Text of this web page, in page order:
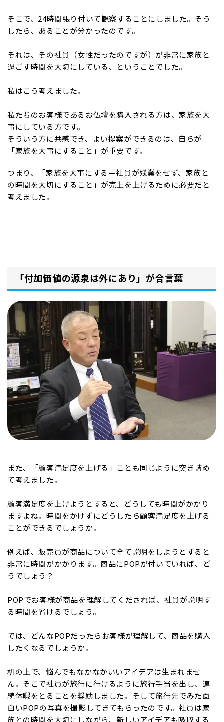
そこで、24時間張り付いて観察することにしました。そう
したら、あることが分かったのです。
それは、その社員（女性だったのですが）が非常に家族と
過ごす時間を大切にしている、ということでした。
私はこう考えました。
私たちのお客様であるお仏壇を購入される方は、家族を大
事にしている方です。
そういう方に共感でき、よい提案ができるのは、自らが
「家族を大事にすること」が重要です。
つまり、「家族を大事にする＝社員が残業をせず、家族と
の時間を大切にすること」が売上を上げるために必要だと
考えました。
「付加価値の源泉は外にあり」が合言葉
また、「顧客満足度を上げる」ことも同じように突き詰め
て考えました。
顧客満足度を上げようとすると、どうしても時間がかかり
ますよね。時間をかけずにどうしたら顧客満足度を上げる
ことができるでしょうか。
例えば、販売員が商品について全て説明をしようとすると
非常に時間がかかります。商品にPOPが付いていれば、ど
うでしょう？
POPでお客様が商品を理解してくだされば、社員が説明す
る時間を省けるでしょう。
では、どんなPOPだったらお客様が理解して、商品を購入
したくなるでしょうか。
机の上で、悩んでもなかなかいいアイデアは生まれませ
ん。そこで社員が旅行に行けるように旅行手当を出し、連
続休暇をとることを奨励しました。そして旅行先でみた面
白いPOPの写真を撮影してきてもらったのです。社員は家
族との時間を大切にしながら、新しいアイデアも吸収する